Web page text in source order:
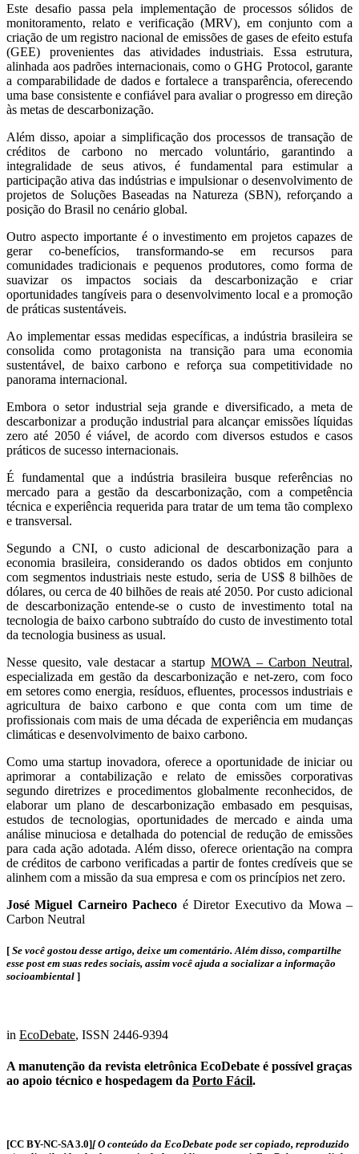
Este desafio passa pela implementação de processos sólidos de
monitoramento, relato e verificação (MRV), em conjunto com a
criação de um registro nacional de emissões de gases de efeito estufa
(GEE) provenientes das atividades industriais. Essa estrutura,
alinhada aos padrões internacionais, como o GHG Protocol, garante
a comparabilidade de dados e fortalece a transparência, oferecendo
uma base consistente e confiável para avaliar o progresso em direção
às metas de descarbonização.
Além disso, apoiar a simplificação dos processos de transação de
créditos de carbono no mercado voluntário, garantindo a
integralidade de seus ativos, é fundamental para estimular a
participação ativa das indústrias e impulsionar o desenvolvimento de
projetos de Soluções Baseadas na Natureza (SBN), reforçando a
posição do Brasil no cenário global.
Outro aspecto importante é o investimento em projetos capazes de
gerar co-benefícios, transformando-se em recursos para
comunidades tradicionais e pequenos produtores, como forma de
suavizar os impactos sociais da descarbonização e criar
oportunidades tangíveis para o desenvolvimento local e a promoção
de práticas sustentáveis.
Ao implementar essas medidas específicas, a indústria brasileira se
consolida como protagonista na transição para uma economia
sustentável, de baixo carbono e reforça sua competitividade no
panorama internacional.
Embora o setor industrial seja grande e diversificado, a meta de
descarbonizar a produção industrial para alcançar emissões líquidas
zero até 2050 é viável, de acordo com diversos estudos e casos
práticos de sucesso internacionais.
É fundamental que a indústria brasileira busque referências no
mercado para a gestão da descarbonização, com a competência
técnica e experiência requerida para tratar de um tema tão complexo
e transversal.
Segundo a CNI, o custo adicional de descarbonização para a
economia brasileira, considerando os dados obtidos em conjunto
com segmentos industriais neste estudo, seria de US$ 8 bilhões de
dólares, ou cerca de 40 bilhões de reais até 2050. Por custo adicional
de descarbonização entende-se o custo de investimento total na
tecnologia de baixo carbono subtraído do custo de investimento total
da tecnologia business as usual.
Nesse quesito, vale destacar a startup MOWA – Carbon Neutral,
especializada em gestão da descarbonização e net-zero, com foco
em setores como energia, resíduos, efluentes, processos industriais e
agricultura de baixo carbono e que conta com um time de
profissionais com mais de uma década de experiência em mudanças
climáticas e desenvolvimento de baixo carbono.
Como uma startup inovadora, oferece a oportunidade de iniciar ou
aprimorar a contabilização e relato de emissões corporativas
segundo diretrizes e procedimentos globalmente reconhecidos, de
elaborar um plano de descarbonização embasado em pesquisas,
estudos de tecnologias, oportunidades de mercado e ainda uma
análise minuciosa e detalhada do potencial de redução de emissões
para cada ação adotada. Além disso, oferece orientação na compra
de créditos de carbono verificadas a partir de fontes credíveis que se
alinhem com a missão da sua empresa e com os princípios net zero.
José Miguel Carneiro Pacheco é Diretor Executivo da Mowa –
Carbon Neutral
[ Se você gostou desse artigo, deixe um comentário. Além disso, compartilhe
esse post em suas redes sociais, assim você ajuda a socializar a informação
socioambiental ]
in EcoDebate, ISSN 2446-9394
A manutenção da revista eletrônica EcoDebate é possível graças
ao apoio técnico e hospedagem da Porto Fácil.
[CC BY-NC-SA 3.0][ O conteúdo da EcoDebate pode ser copiado, reproduzido